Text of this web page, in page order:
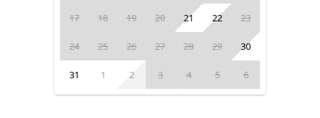
17 18 19 20 21 22 23
24 25 26 27 28 29 30
31 1 2 3 4 5 6